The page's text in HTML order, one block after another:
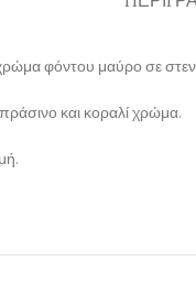
φόντου μαύρο σε
και κοραλί χρώμα.